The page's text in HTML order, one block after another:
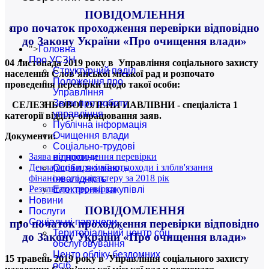
×
">Головна
Про УСЗН
Структурний поділ
Положення про
Управління
Звіти про роботу
управління
Публічна інформація
Очищення влади
Соціально-трудові
відносини
Особи, які мають
інвалідність
Електронні закупівлі
Новини
Послуги
Соціальні партнери
Територіальний центр соц.
обслуговування
Центр обліку бездомних
осіб
ПОВІДОМЛЕННЯ
про початок проходження перевірки відповідно
до Закону України «Про очищення влади»
04 листопада 2019 року в Управління соціального захисту
населення Слов’янської міської рад и розпочато
проведення перевірки щодо такої особи:
СЕЛЕЗНЬОВОЇ ОЛЕНИ ПАВЛІВНИ - спеціаліста 1
категорії відділу опрацювання заяв.
Документи:
Заява на проведення перевірки
Декларація про майно, доходи і злблв'язання
фінансового характеру за 2018 рік
Результати перевірки
ПОВІДОМЛЕННЯ
про початок проходження перевірки відповідно
до Закону України «Про очищення влади»
15 травень 2019 року в Управління соціального захисту